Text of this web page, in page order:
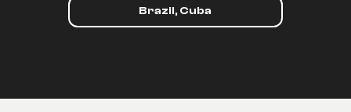
Brazil, Cuba